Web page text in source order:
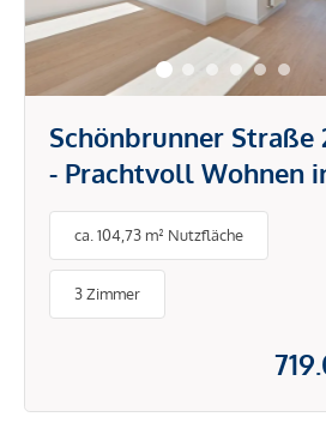
Schönbrunner Straße
- Prachtvoll Wohnen
urbaner Trendlage
ca. 104,73 m² Nutzfläche
3 Zimmer